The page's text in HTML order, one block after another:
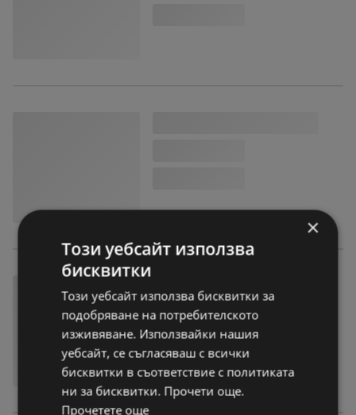
×
Този уебсайт използва
бисквитки
Този уебсайт използва бисквитки за
подобряване на потребителското
изживяване. Използвайки нашия
уебсайт, се съгласяваш с всички
бисквитки в съответствие с политиката
ни за бисквитки. Прочети още.
Прочетете още